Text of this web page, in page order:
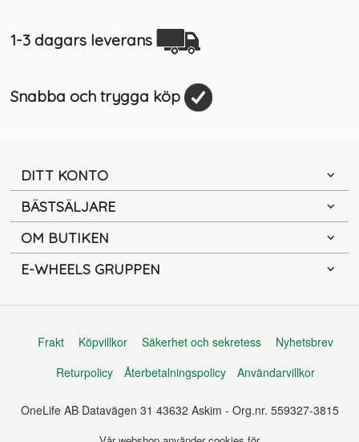
1-3 dagars leverans
Snabba och trygga köp
DITT KONTO
BÄSTSÄLJARE
OM BUTIKEN
E-WHEELS GRUPPEN
Frakt Köpvillkor Säkerhet och sekretess
Nyhetsbrev
Returpolicy
Återbetalningspolicy Användarvillkor
OneLife AB Datavägen 31 43632 Askim - Org.nr. 559327-3815